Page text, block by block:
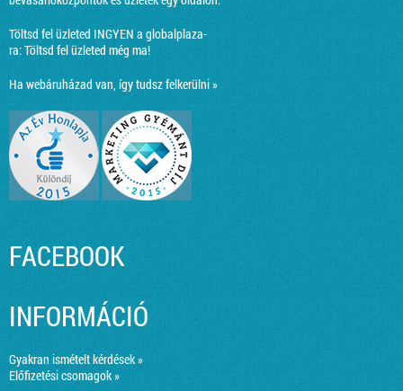
Töltsd fel üzleted INGYEN a globalplaza-
ra:Töltsd fel üzleted még ma!
Ha webáruházad van, így tudsz felkerülni »
FACEBOOK
INFORMÁCIÓ
Gyakran ismételt kérdések »
Előfizetési csomagok »